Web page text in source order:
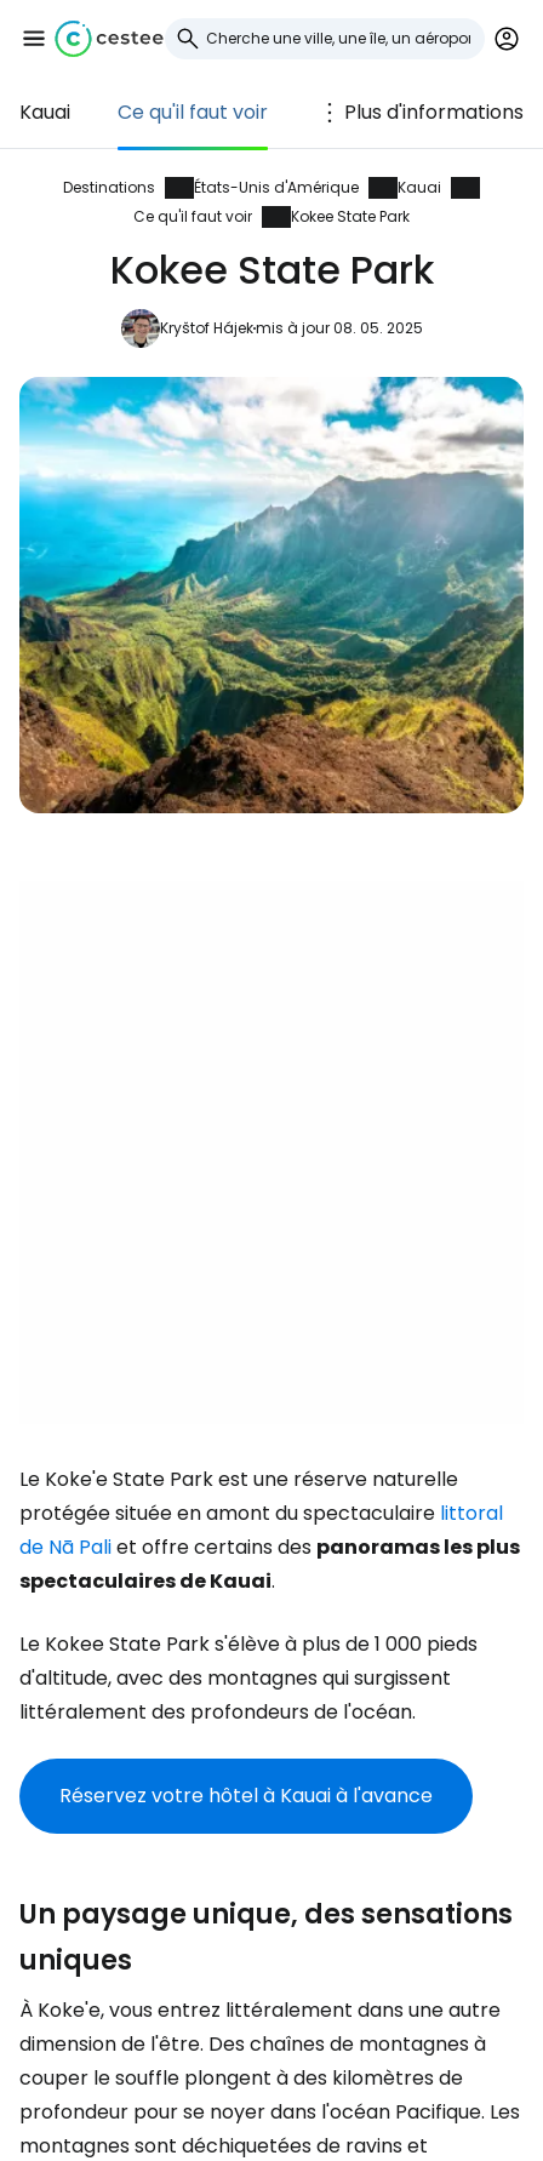
Kauai Ce qu'il faut voir Plus d'informations
Destinations États-Unis d'Amérique
Kauai
Ce qu'il faut voir
Kokee State Park
Kokee State Park
Kryštof Hájekmis à jour 08. 05. 2025
Le Koke'e State Park est une réserve naturelle
protégée située en amont du spectaculaire littoral
de Nā Paliet offre certains des panoramas les plus
spectaculaires de Kauai.
Le Kokee State Park s'élève à plus de 1 000 pieds
d'altitude, avec des montagnes qui surgissent
littéralement des profondeurs de l'océan.
Réservez votre hôtel à Kauai à l'avance
Un paysage unique, des sensations
uniques
À Koke'e, vous entrez littéralement dans une autre
dimension de l'être. Des chaînes de montagnes à
couper le souffle plongent à des kilomètres de
profondeur pour se noyer dans l'océan Pacifique. Les
montagnes sont déchiquetées de ravins et
Se connecter à
Cestee
Continuer avec Google
Continuer avec Facebook
Poursuivre avec le courrier
électronique